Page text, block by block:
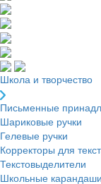
Школа и творчество
Письменные
Шариковые ручки
Гелевые ручки
Корректоры для
Текстовыделители
Школьные карандаши